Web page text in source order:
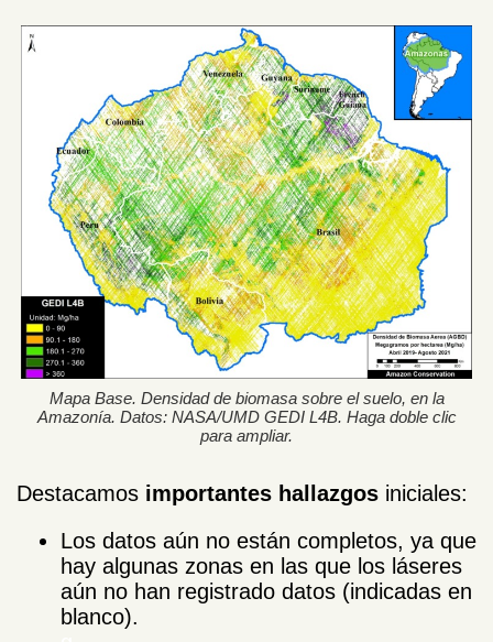
Mapa Base. Densidad de biomasa sobre el suelo, en la
Amazonía. Datos: NASA/UMD GEDI L4B. Haga doble clic
para ampliar.
Destacamos importantes hallazgos iniciales:
Los datos aún no están completos, ya que
hay algunas zonas en las que los láseres
aún no han registrado datos (indicadas en
blanco).